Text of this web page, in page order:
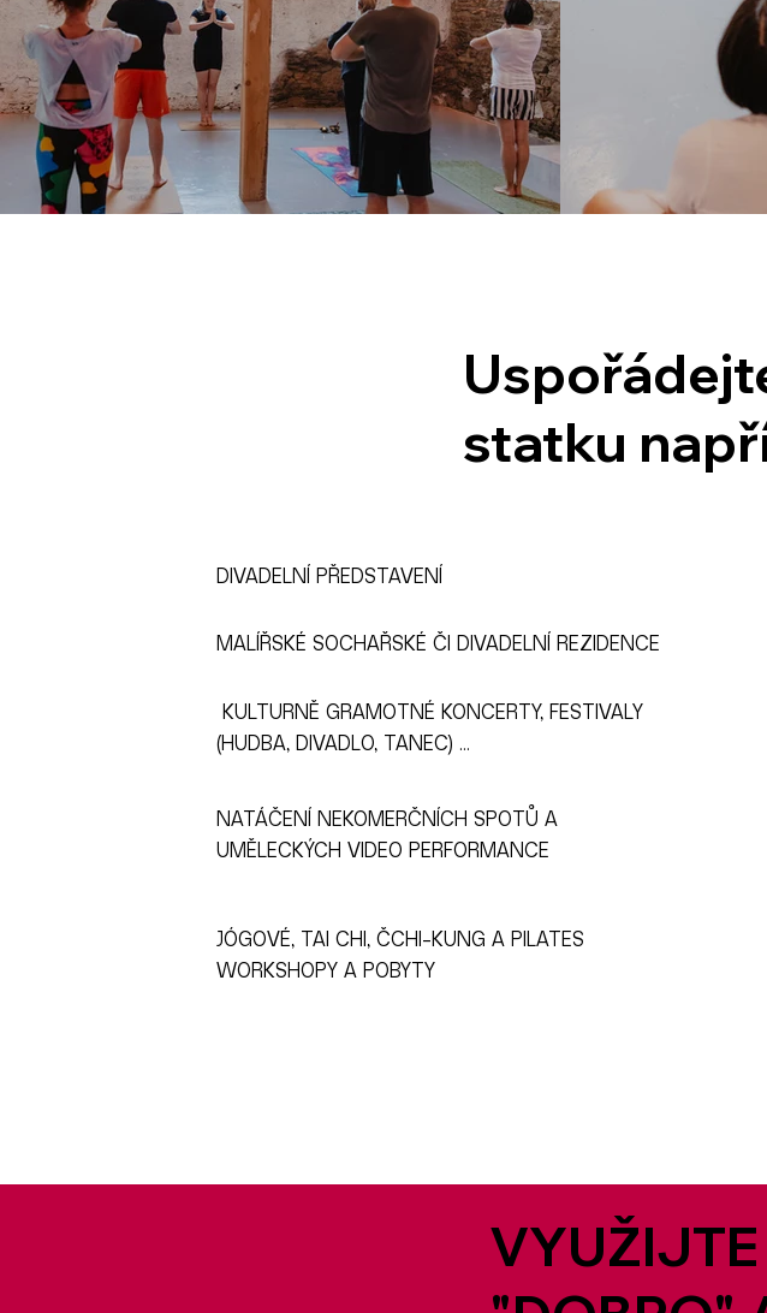
statku
DIVADELNÍ PŘEDSTAVENÍ
MALÍŘSKÉ SOCHAŘSKÉ ČI DIVADELNÍ REZIDENCE
KULTURNĚ GRAMOTNÉ KONCERTY, FESTIVALY
(HUDBA, DIVADLO, TANEC) ...
NATÁČENÍ NEKOMERČNÍCH SPOTŮ A
UMĚLECKÝCH VIDEO PERFORMANCE
JÓGOVÉ, TAI CHI, ČCHI-KUNG A PILATES
WORKSHOPY A POBYTY
VYUŽIJTE